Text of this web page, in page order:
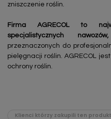
zniszczenie roślin.
Firma AGRECOL to
specjalistycznych
przeznaczonych do
pielęgnacji roślin. AGRECOL
ochrony roślin.
Klienci którzy zakupili ten